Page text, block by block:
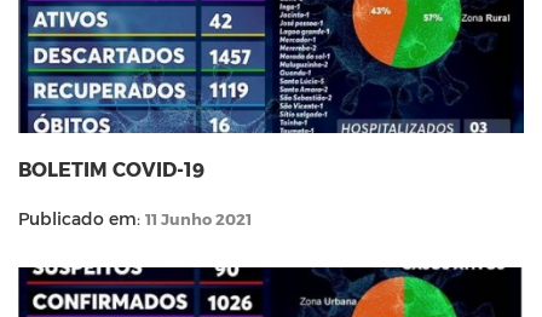
BOLETIM COVID-19
Publicado em: 11 Junho 2021